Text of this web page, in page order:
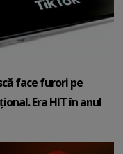
face furori pe
Era HIT în anul